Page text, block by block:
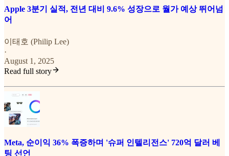
Apple 3분기 실적, 전년 대비 9.6% 성장으로 월가 예상 뛰어넘
어
이태호 (Philip Lee)
·
August 1, 2025
Read full story
Meta, 순이익 36% 폭증하며 '슈퍼 인텔리전스' 720억 달러 베
팅 선언